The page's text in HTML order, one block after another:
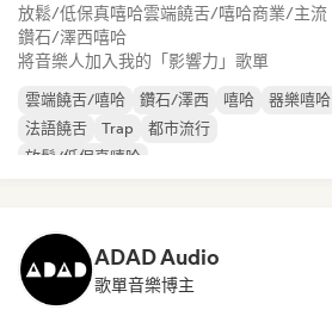
放鬆/低保真嘻哈雲端饒舌/嘻哈商業/主流
鑽石/澤西嘻哈
將音樂人加入我的「影響力」歌單
雲端饒舌/嘻哈 鑽石/澤西 嘻哈
器樂嘻哈
法語饒舌
Trap
都市流行
放鬆/低保真嘻哈
ADAD Audio
歌單音樂博主